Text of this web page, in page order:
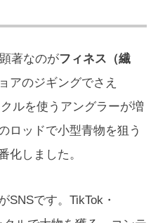
著なのがフィネス（繊
アのジギングでさえ
ルを使うアングラーが増
ロッドで小型青物を狙う
化しました。
SNSです。TikTok・